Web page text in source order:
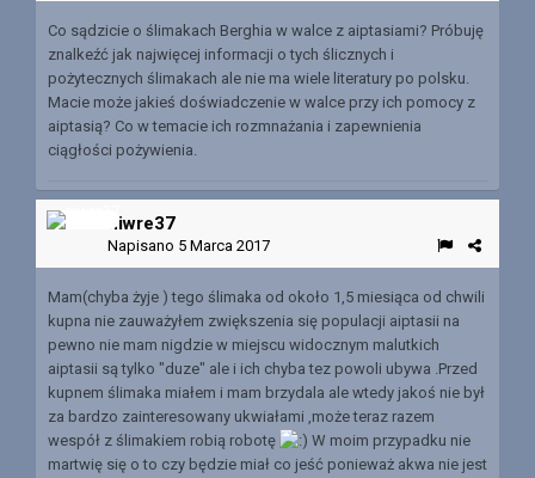
Co sądzicie o ślimakach Berghia w walce z aiptasiami? Próbuję
znalkeźć jak najwięcej informacji o tych ślicznych i
pożytecznych ślimakach ale nie ma wiele literatury po polsku.
Macie może jakieś doświadczenie w walce przy ich pomocy z
aiptasią? Co w temacie ich rozmnażania i zapewnienia
ciągłości pożywienia.
niwre37
Napisano 5 Marca 2017
Mam(chyba żyje ) tego ślimaka od około 1,5 miesiąca od chwili
kupna nie zauważyłem zwiększenia się populacji aiptasii na
pewno nie mam nigdzie w miejscu widocznym malutkich
aiptasii są tylko "duze" ale i ich chyba tez powoli ubywa .Przed
kupnem ślimaka miałem i mam brzydala ale wtedy jakoś nie był
za bardzo zainteresowany ukwiałami ,może teraz razem
wespół z ślimakiem robią robotę
W moim przypadku nie
martwię się o to czy będzie miał co jeść ponieważ akwa nie jest